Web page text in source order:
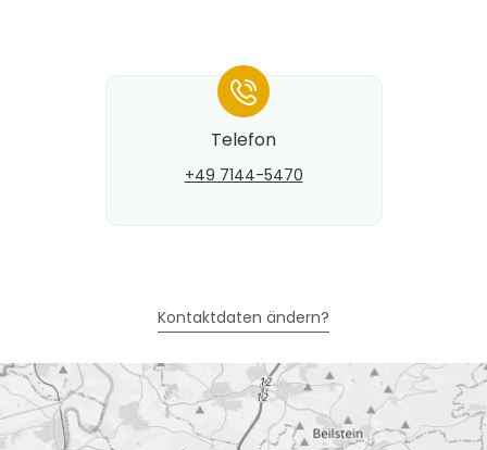
*
Telefon
+49 7144-5470
Kontaktdaten ändern?